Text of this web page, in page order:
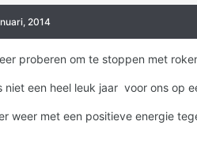
2014
proberen om te stoppen met
niet een heel leuk jaar voor ons op
weer met een positieve energie